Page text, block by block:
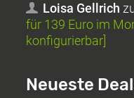
Loisa Gellrich
für 139 Euro im
konfigurierbar]
Neueste